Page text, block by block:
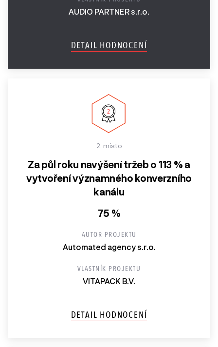
Ročník
Ročník
starší
Retenční marketing
AUDIO PARTNER s.r.o.
DETAIL HODNOCENÍ
2. místo
Za půl roku navýšení tržeb o 113 % a
vytvoření významného konverzního
kanálu
75 %
AUTOR PROJEKTU
Automated agency s.r.o.
VLASTNÍK PROJEKTU
VITAPACK B.V.
DETAIL HODNOCENÍ